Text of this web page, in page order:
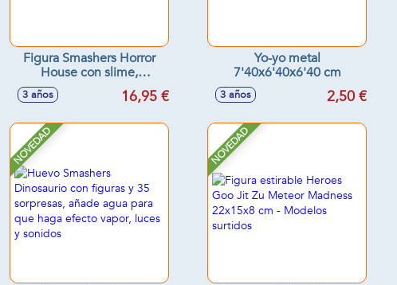
Figura Smashers Horror
House con slime,
coleccionables 30x15 cm -
Modelos surtidos
3 años 16,95 €
Yo-yo metal
7'40x6'40x6'40 cm
3 años 2,50 €
NOVEDAD NOVEDAD